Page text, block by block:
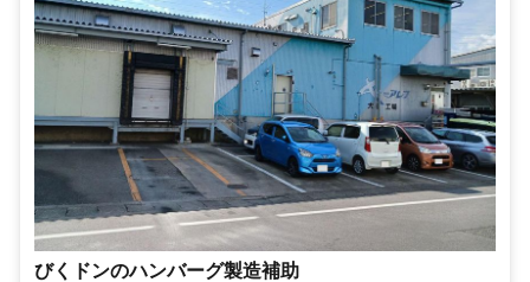
びくドンのハンバーグ製造補助